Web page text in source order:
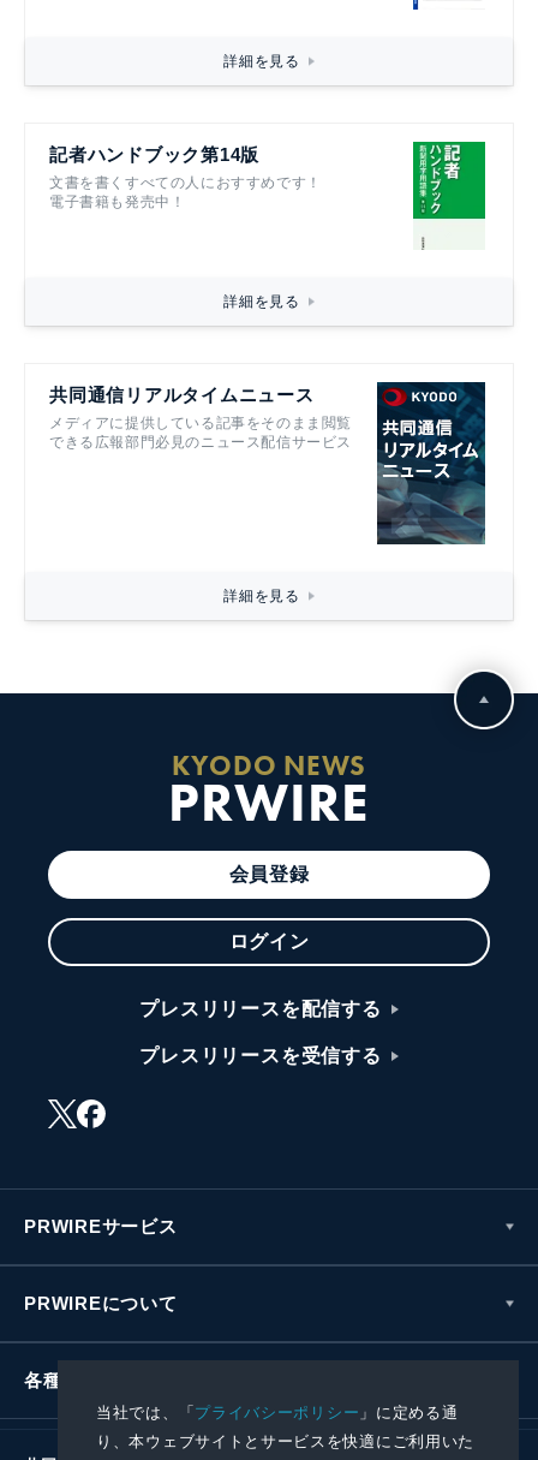
当社では、「プライバシーポリシー 」に定める通
り、本ウェブサイトとサービスを快適にご利用いた
詳細を見る
記者ハンドブック第14版
文書を書くすべての人におすすめです！
電子書籍も発売中！
詳細を見る
共同通信リアルタイムニュース
メディアに提供している記事をそのまま閲覧
できる広報部門必見のニュース配信サービス
詳細を見る
KYODO NEWS
PRWIRE
会員登録
ログイン
プレスリリースを配信する
プレスリリースを受信する
PRWIREサービス
PRWIREについて
各種お問い合わせ